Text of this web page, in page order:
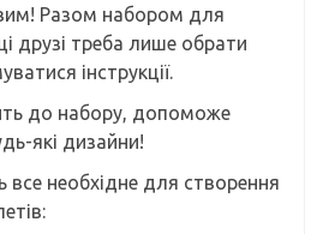
Разом набором для
друзі треба лише обрати
інструкції.
до набору, допоможе
які дизайни!
необхідне для створення